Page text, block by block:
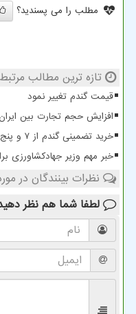
مطلب را می پسندید؟
تازه ترین مطالب مرتبط
قیمت گندم تغییر نمود
افزایش حجم تجارت بین ایران و
خرید تضمینی گندم از ۷ و پنج دهم میلیون تن گذشت
خبر مهم وزیر جهادکشاورزی
نظرات بینندگان در
لطفا شما هم نظر